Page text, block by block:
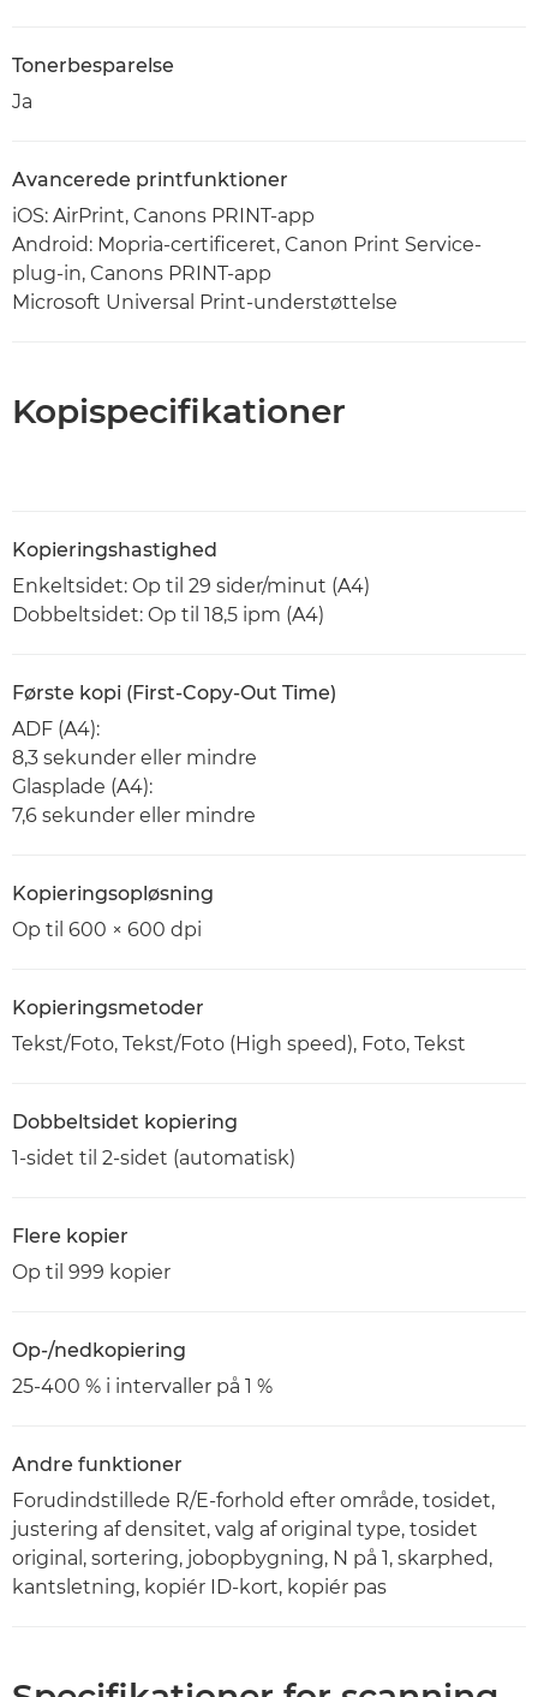
Tonerbesparelse
Ja
Avancerede printfunktioner
iOS: AirPrint, Canons PRINT-app
Android: Mopria-certificeret, Canon Print Service-
plug-in, Canons PRINT-app
Microsoft Universal Print-understøttelse
Kopispecifikationer
Kopieringshastighed
Enkeltsidet: Op til 29 sider/minut (A4)
Dobbeltsidet: Op til 18,5 ipm (A4)
Første kopi (First-Copy-Out Time)
ADF (A4):
8,3 sekunder eller mindre
Glasplade (A4):
7,6 sekunder eller mindre
Kopieringsopløsning
Op til 600 × 600 dpi
Kopieringsmetoder
Tekst/Foto, Tekst/Foto (High speed), Foto, Tekst
Dobbeltsidet kopiering
1-sidet til 2-sidet (automatisk)
Flere kopier
Op til 999 kopier
Op-/nedkopiering
25-400 % i intervaller på 1 %
Andre funktioner
Forudindstillede R/E-forhold efter område, tosidet,
justering af densitet, valg af original type, tosidet
original, sortering, jobopbygning, N på 1, skarphed,
kantsletning, kopiér ID-kort, kopiér pas